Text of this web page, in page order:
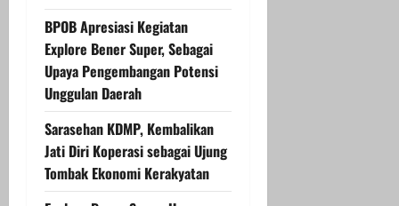
BPOB Apresiasi Kegiatan
Explore Bener Super, Sebagai
Upaya Pengembangan Potensi
Unggulan Daerah
Sarasehan KDMP, Kembalikan
Jati Diri Koperasi sebagai Ujung
Tombak Ekonomi Kerakyatan